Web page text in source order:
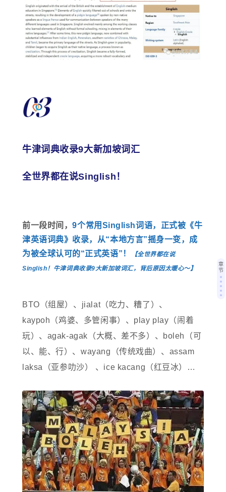
牛津词典收录9大新加坡词汇
全世界都在说Singlish！
前一段时间，9个常用Singlish词语，正式被《牛
津英语词典》收录，从“本地方言”摇身一变，成
为被全球认可的“正式英语”！
【全世界都在说
Singlish！牛津词典收录9大新加坡词汇，背后原因太暖心～】
BTO（组屋）、jialat（吃力、糟了）、
kaypoh（鸡婆、多管闲事）、play play（闹着
玩）、agak-agak（大概、差不多）、boleh（可
以、能、行）、wayang（传统戏曲）、assam
laksa（亚参叻沙） 、ice kacang（红豆冰）…
章
节